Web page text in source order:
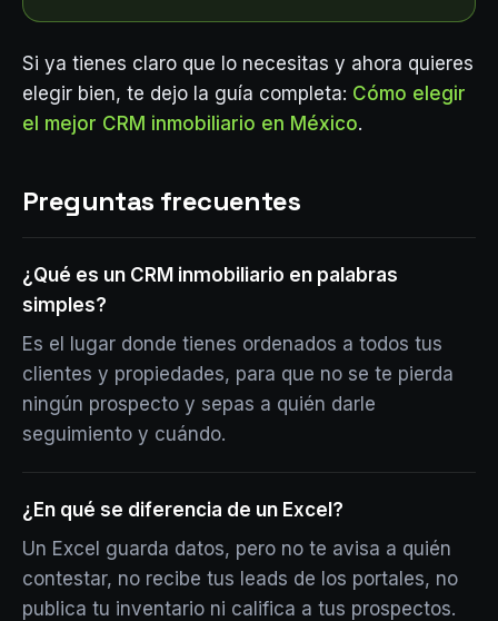
Si ya tienes claro que lo necesitas y ahora quieres
elegir bien, te dejo la guía completa: Cómo elegir
el mejor CRM inmobiliario en México.
Preguntas frecuentes
¿Qué es un CRM inmobiliario en palabras
simples?
Es el lugar donde tienes ordenados a todos tus
clientes y propiedades, para que no se te pierda
ningún prospecto y sepas a quién darle
seguimiento y cuándo.
¿En qué se diferencia de un Excel?
Un Excel guarda datos, pero no te avisa a quién
contestar, no recibe tus leads de los portales, no
publica tu inventario ni califica a tus prospectos.